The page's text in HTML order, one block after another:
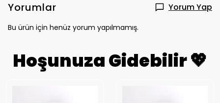
Yorumlar Yorum Yap
Bu ürün için henüz yorum yapılmamış.
Hoşunuza Gidebilir 💖